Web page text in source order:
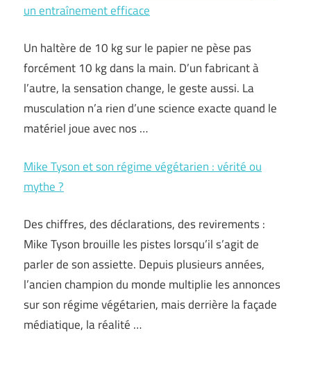
un entraînement efficace
Un haltère de 10 kg sur le papier ne pèse pas
forcément 10 kg dans la main. D’un fabricant à
l’autre, la sensation change, le geste aussi. La
musculation n’a rien d’une science exacte quand le
matériel joue avec nos …
Mike Tyson et son régime végétarien : vérité ou
mythe ?
Des chiffres, des déclarations, des revirements :
Mike Tyson brouille les pistes lorsqu’il s’agit de
parler de son assiette. Depuis plusieurs années,
l’ancien champion du monde multiplie les annonces
sur son régime végétarien, mais derrière la façade
médiatique, la réalité …